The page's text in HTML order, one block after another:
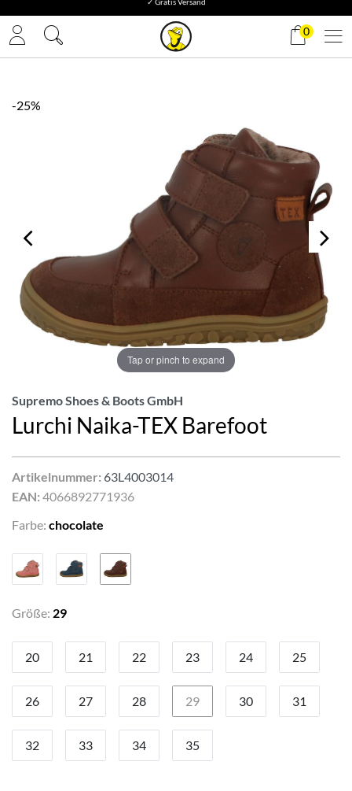
✓ Gratis Versand
0
-25%
Tap or pinch to expand
Supremo Shoes & Boots GmbH
Lurchi Naika-TEX Barefoot
Artikelnummer: 63L4003014
EAN: 4066892771936
Farbe: chocolate
Größe: 29
20 21 22 23 24 25
26 27 28 29 30 31
32 33 34 35